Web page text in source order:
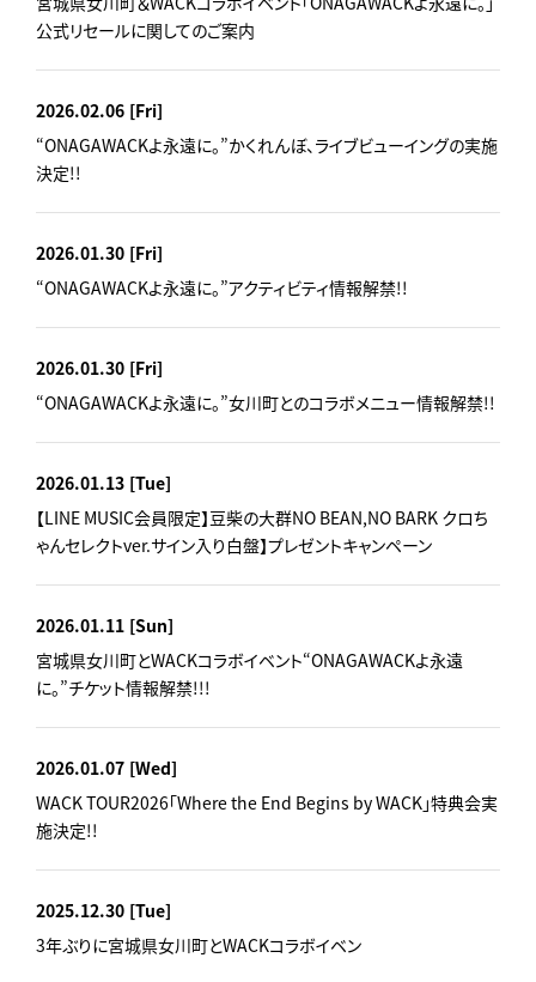
公式リセールに関してのご案内
2026.02.06 [Fri]
“ONAGAWACKよ永遠に。”かくれんぼ、ライブビューイングの実施
決定!!
2026.01.30 [Fri]
“ONAGAWACKよ永遠に。”アクティビティ情報解禁!!
2026.01.30 [Fri]
“ONAGAWACKよ永遠に。”女川町とのコラボメニュー情報解禁!!
2026.01.13 [Tue]
【LINE MUSIC会員限定】豆柴の大群NO BEAN,NO BARK クロち
ゃんセレクトver.サイン入り白盤】プレゼントキャンペーン
2026.01.11 [Sun]
宮城県女川町とWACKコラボイベント“ONAGAWACKよ永遠
に。”チケット情報解禁!!!
2026.01.07 [Wed]
WACK TOUR2026「Where the End Begins by WACK」特典会実
施決定!!
2025.12.30 [Tue]
3年ぶりに宮城県女川町とWACKコラボイベン